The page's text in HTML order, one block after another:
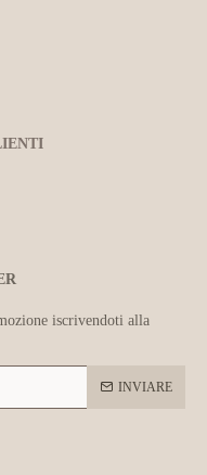
iscrivendoti alla
INVIARE